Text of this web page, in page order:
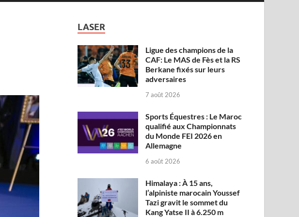
LASER
Ligue des champions de la
CAF: Le MAS de Fès et la RS
Berkane fixés sur leurs
adversaires
7 août 2026
Sports Équestres : Le Maroc
qualifié aux Championnats
du Monde FEI 2026 en
Allemagne
6 août 2026
Himalaya : À 15 ans,
l’alpiniste marocain Youssef
Tazi gravit le sommet du
Kang Yatse II à 6.250 m